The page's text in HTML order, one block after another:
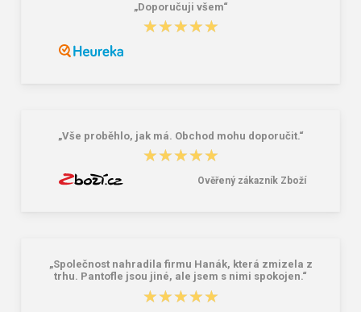
„Doporučuji všem“
★★★★★
★★★★★
„Vše proběhlo, jak má. Obchod mohu doporučit.“
★★★★★
★★★★★
Ověřený zákazník Zboží
„Společnost nahradila firmu Hanák, která zmizela z
trhu. Pantofle jsou jiné, ale jsem s nimi spokojen.“
★★★★★
★★★★★